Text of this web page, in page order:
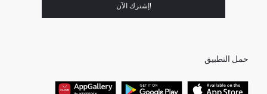
!إشترك الآن
حمل التطبيق